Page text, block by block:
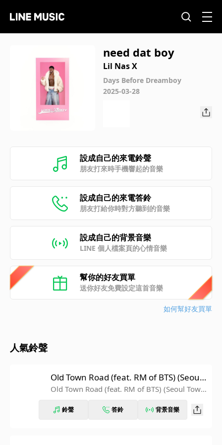
need dat boy
Lil Nas X
Days Before Dreamboy
2025-03-28
設成自己的來電鈴聲
朋友打來時手機響起的音樂
設成自己的來電答鈴
朋友打給你時對方聽到的音樂
設成自己的背景音樂
LINE 個人檔案頁的心情音樂
幫你的好友買單
送你好友免費設定這首音樂
如何幫好友買單
人氣鈴聲
Old Town Road (feat. RM of BTS) (Seoul
Town Road Remix)
Old Town Road (feat. RM of BTS) (Seoul Town
鈴聲 答鈴 背景音樂